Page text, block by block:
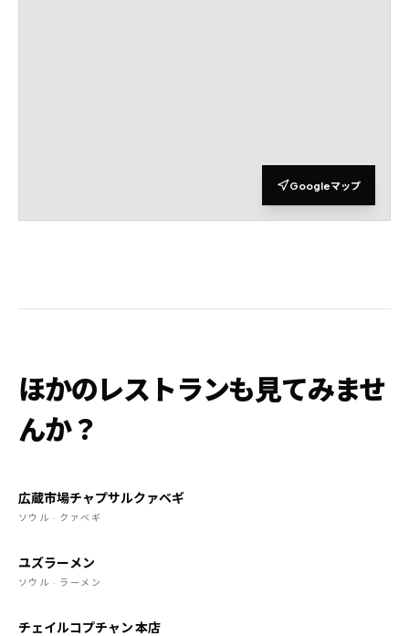
Googleマップ
ほかのレストランも見てみませ
んか？
広蔵市場チャプサルクァベギ
ソウル · クァベギ
ユズラーメン
ソウル · ラーメン
チェイルコプチャン 本店